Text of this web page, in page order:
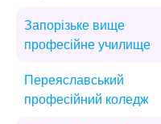
Запорізьке вище
професійне училище
Переяславський
професійний коледж